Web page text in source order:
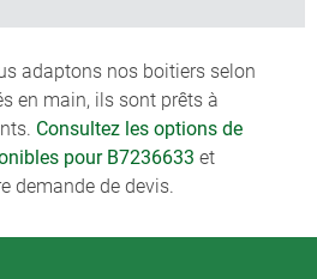
adaptons nos boitiers selon
en main, ils sont prêts à
Consultez les options de
pour B7236633 et
demande de devis.